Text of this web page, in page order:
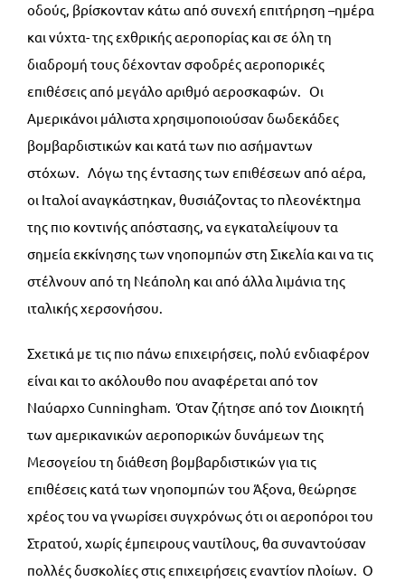
οδούς, βρίσκονταν κάτω από συνεχή επιτήρηση –ημέρα
και νύχτα- της εχθρικής αεροπορίας και σε όλη τη
διαδρομή τους δέχονταν σφοδρές αεροπορικές
επιθέσεις από μεγάλο αριθμό αεροσκαφών. Οι
Αμερικάνοι μάλιστα χρησιμοποιούσαν δωδεκάδες
βομβαρδιστικών και κατά των πιο ασήμαντων
στόχων. Λόγω της έντασης των επιθέσεων από αέρα,
οι Ιταλοί αναγκάστηκαν, θυσιάζοντας το πλεονέκτημα
της πιο κοντινής απόστασης, να εγκαταλείψουν τα
σημεία εκκίνησης των νηοπομπών στη Σικελία και να τις
στέλνουν από τη Νεάπολη και από άλλα λιμάνια της
ιταλικής χερσονήσου.
Σχετικά με τις πιο πάνω επιχειρήσεις, πολύ ενδιαφέρον
είναι και το ακόλουθο που αναφέρεται από τον
Ναύαρχο Cunningham. Όταν ζήτησε από τον Διοικητή
των αμερικανικών αεροπορικών δυνάμεων της
Μεσογείου τη διάθεση βομβαρδιστικών για τις
επιθέσεις κατά των νηοπομπών του Άξονα, θεώρησε
χρέος του να γνωρίσει συγχρόνως ότι οι αεροπόροι του
Στρατού, χωρίς έμπειρους ναυτίλους, θα συναντούσαν
πολλές δυσκολίες στις επιχειρήσεις εναντίον πλοίων. Ο